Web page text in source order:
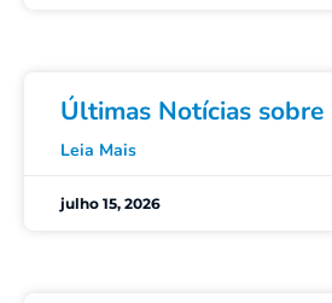
Últimas Notícias sobre
Leia Mais
julho 15, 2026